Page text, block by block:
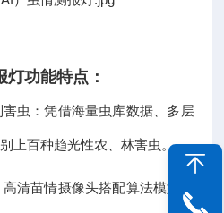
功能特点：
虫：凭借海量虫库数据、多层
上百种趋光性农、林害虫。
清苗情摄像头搭配算法模型，